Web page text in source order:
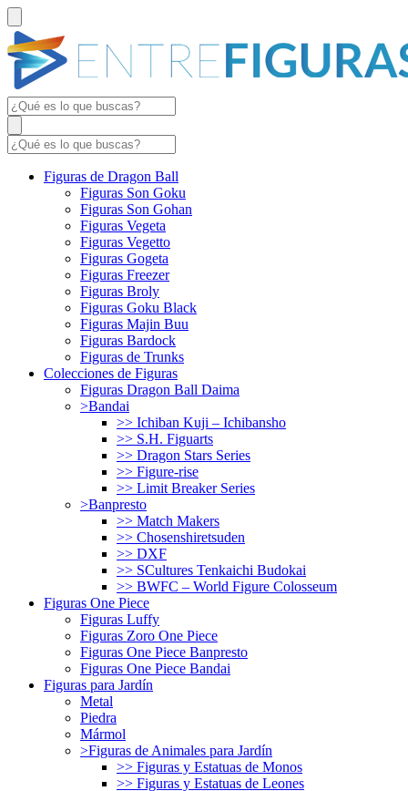
Figuras de Dragon Ball
Figuras Son Goku
Figuras Son Gohan
Figuras Vegeta
Figuras Vegetto
Figuras Gogeta
Figuras Freezer
Figuras Broly
Figuras Goku Black
Figuras Majin Buu
Figuras Bardock
Figuras de Trunks
Colecciones de Figuras
Figuras Dragon Ball Daima
>Bandai
>> Ichiban Kuji – Ichibansho
>> S.H. Figuarts
>> Dragon Stars Series
>> Figure-rise
>> Limit Breaker Series
>Banpresto
>> Match Makers
>> Chosenshiretsuden
>> DXF
>> SCultures Tenkaichi Budokai
>> BWFC – World Figure Colosseum
Figuras One Piece
Figuras Luffy
Figuras Zoro One Piece
Figuras One Piece Banpresto
Figuras One Piece Bandai
Figuras para Jardín
Metal
Piedra
Mármol
>Figuras de Animales para Jardín
>> Figuras y Estatuas de Monos
>> Figuras y Estatuas de Leones